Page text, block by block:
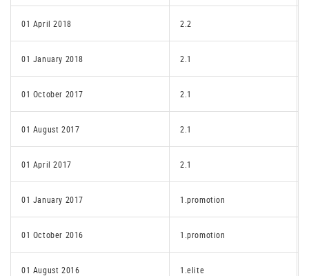
01 April 2018 2.2
01 January 2018 2.1
01 October 2017 2.1
01 August 2017 2.1
01 April 2017 2.1
01 January 2017 1.promotion
01 October 2016 1.promotion
01 August 2016 1.elite